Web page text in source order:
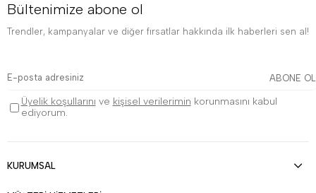
Bültenimize abone ol
Trendler, kampanyalar ve diğer fırsatlar hakkında ilk haberleri sen al!
ABONE OL
Üyelik koşullarını ve kişisel verilerimin korunmasını kabul
ediyorum.
KURUMSAL